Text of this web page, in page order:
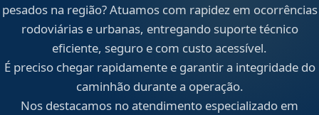
pesados na região? Atuamos com rapidez em ocorrências
rodoviárias e urbanas, entregando suporte técnico
eficiente, seguro e com custo acessível.
É preciso chegar rapidamente e garantir a integridade do
caminhão durante a operação.
Nos destacamos no atendimento especializado em